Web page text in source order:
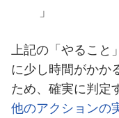
」
上記の「やるこ
に少し時間がかか
ため、確実に判定
他のアクションの